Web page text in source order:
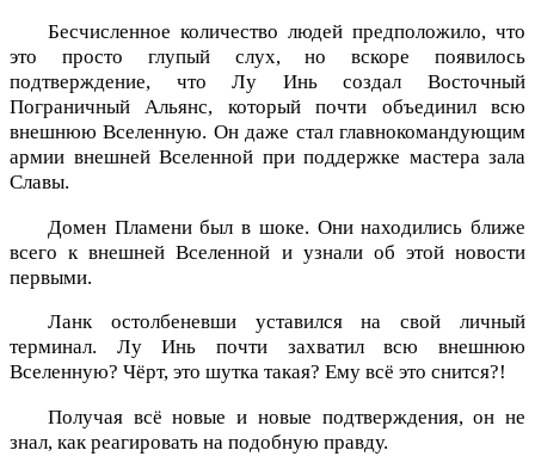
Бесчисленное количество людей предположило, что
это просто глупый слух, но вскоре появилось
подтверждение, что Лу Инь создал Восточный
Пограничный Альянс, который почти объединил всю
внешнюю Вселенную. Он даже стал главнокомандующим
армии внешней Вселенной при поддержке мастера зала
Славы.
Домен Пламени был в шоке. Они находились ближе
всего к внешней Вселенной и узнали об этой новости
первыми.
Ланк остолбеневши уставился на свой личный
терминал. Лу Инь почти захватил всю внешнюю
Вселенную? Чёрт, это шутка такая? Ему всё это снится?!
Получая всё новые и новые подтверждения, он не
знал, как реагировать на подобную правду.